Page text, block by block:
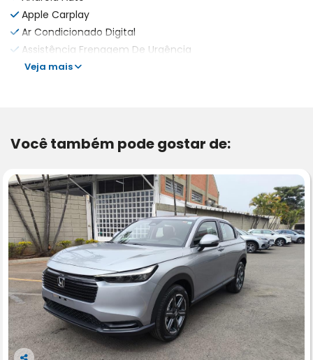
Apple Carplay
Ar Condicionado Digital
Assistência Frenagem De Urgência
Veja mais
Você também pode gostar de: